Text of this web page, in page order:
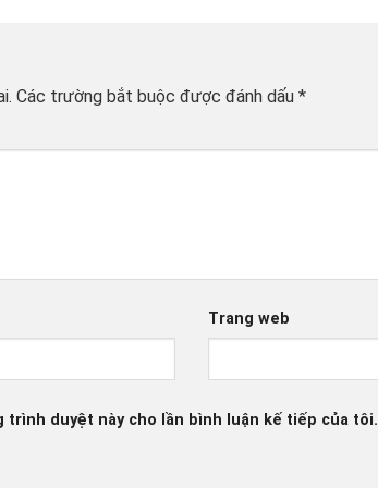
Các trường bắt buộc được đánh dấu *
Trang web
trình duyệt này cho lần bình luận kế tiếp của tôi.